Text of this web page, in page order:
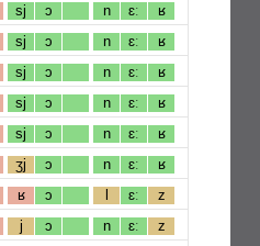
sj ɔ n ɛː ʁ
sj ɔ n ɛː ʁ
sj ɔ n ɛː
ʁ
sj ɔ n ɛː
ʁ
sj ɔ n ɛː
ʁ
ʒj ɔ n ɛː
ʁ
ʁ ɔ l ɛː
z
j ɔ n ɛː
z